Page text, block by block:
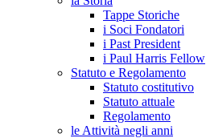
Tappe Storiche
i Soci Fondatori
i Past President
i Paul Harris Fellow
Statuto e Regolamento
Statuto costitutivo
Statuto attuale
Regolamento
le Attività negli anni